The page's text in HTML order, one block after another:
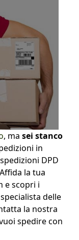
cm
cm
, ma sei stanco
in
DPD
la tua
e scopri i
delle
la nostra
spedire con